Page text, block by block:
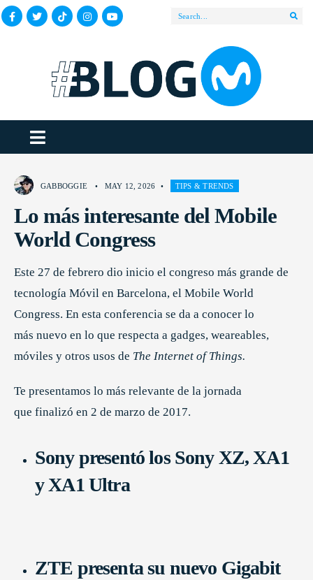
GABBOGGIE • MAY 12, 2026 • TIPS & TRENDS
Lo más interesante del Mobile
World Congress
Este 27 de febrero dio inicio el congreso más grande de
tecnología Móvil en Barcelona, el Mobile World
Congress. En esta conferencia se da a conocer lo
más nuevo en lo que respecta a gadges, weareables,
móviles y otros usos de The Internet of Things.
Te presentamos lo más relevante de la jornada
que finalizó en 2 de marzo de 2017.
Sony presentó los Sony XZ, XA1
y XA1 Ultra
ZTE presenta su nuevo Gigabit